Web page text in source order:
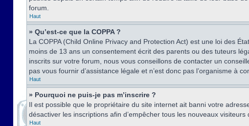
forum.
Haut
» Qu’est-ce que la COPPA ?
La COPPA (Child Online Privacy and Protection Act) est une loi des
moins de 13 ans un consentement écrit des parents ou des tuteurs
inscrits sur votre forum, nous vous conseillons de contacter un
pas vous fournir d’assistance légale et n’est donc pas l’organisme à
Haut
» Pourquoi ne puis-je pas m’inscrire ?
Il est possible que le propriétaire du site internet ait banni votre
désactiver les inscriptions afin d’empêcher tous les nouveaux
Haut